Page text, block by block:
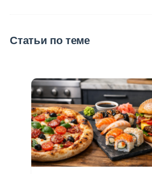
Статьи по теме